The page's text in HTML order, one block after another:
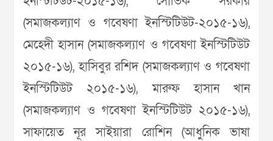
(সমাজকল্যাণ ও গবেষণা ইনস্টিটিউট-২০১৫-১৬),
মেহেদী হাসান (সমাজকল্যাণ ও গবেষণা ইনস্টিটিউট
২০১৫-১৬), হাসিবুর রশিদ (সমাজকল্যাণ ও গবেষণা
ইনস্টিটিউট ২০১৫-১৬), মারুফ হাসান খান
(সমাজকল্যাণ ও গবেষণা ইনস্টিটিউট ২০১৫-১৬),
সাফায়েত নূর সাইয়ারা রোশিন (আধুনিক ভাষা